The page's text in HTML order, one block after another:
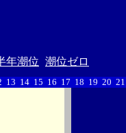
年潮位 潮位ゼロ
13 14 15 16 17 18 19 20 21